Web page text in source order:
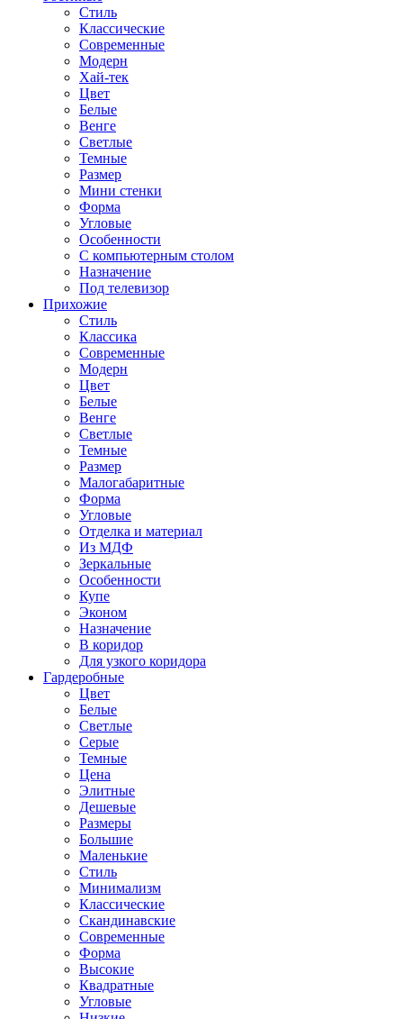
Стиль
Классические
Современные
Модерн
Хай-тек
Цвет
Белые
Венге
Светлые
Темные
Размер
Мини стенки
Форма
Угловые
Особенности
С компьютерным столом
Назначение
Под телевизор
Прихожие
Стиль
Классика
Современные
Модерн
Цвет
Белые
Венге
Светлые
Темные
Размер
Малогабаритные
Форма
Угловые
Отделка и материал
Из МДФ
Зеркальные
Особенности
Купе
Эконом
Назначение
В коридор
Для узкого коридора
Гардеробные
Цвет
Белые
Светлые
Серые
Темные
Цена
Элитные
Дешевые
Размеры
Большие
Маленькие
Стиль
Минимализм
Классические
Скандинавские
Современные
Форма
Высокие
Квадратные
Угловые